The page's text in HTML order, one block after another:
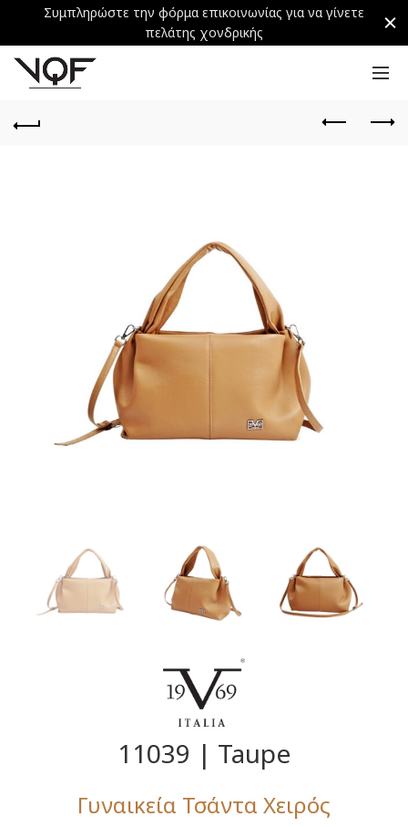
11039 | Taupe
Γυναικεία Τσάντα Χειρός
Συμπληρώστε την φόρμα επικοινωνίας για να γίνετε
πελάτης χονδρικής